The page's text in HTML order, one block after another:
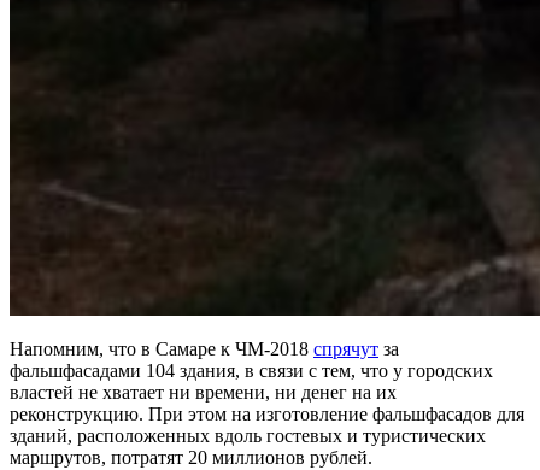
Напомним, что в Самаре к ЧМ-2018 спрячут за
фальшфасадами 104 здания, в связи с тем, что у городских
властей не хватает ни времени, ни денег на их
реконструкцию. При этом на изготовление фальшфасадов для
зданий, расположенных вдоль гостевых и туристических
маршрутов, потратят 20 миллионов рублей.